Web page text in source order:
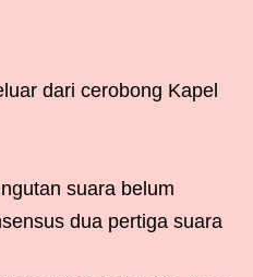
dari cerobong Kapel
suara belum
dua pertiga suara